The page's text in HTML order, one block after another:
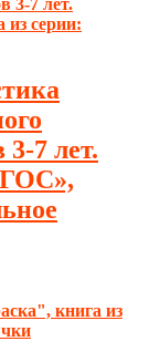
7 лет.